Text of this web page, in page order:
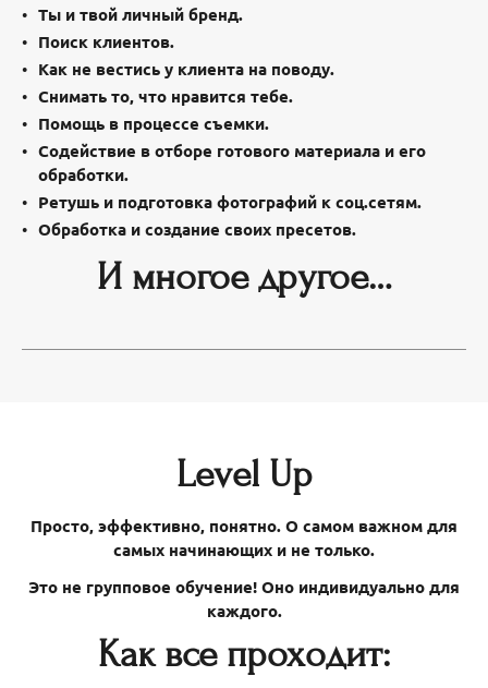
Ты и твой личный бренд.
Поиск клиентов.
Как не вестись у клиента на поводу.
Снимать то, что нравится тебе.
Помощь в процессе съемки.
Содействие в отборе готового материала и его
обработки.
Ретушь и подготовка фотографий к соц.сетям.
Обработка и создание своих пресетов.
И многое другое…
Level Up
Просто, эффективно, понятно. О самом важном для
самых начинающих и не только.
Это не групповое обучение! Оно индивидуально для
каждого.
Как все проходит: